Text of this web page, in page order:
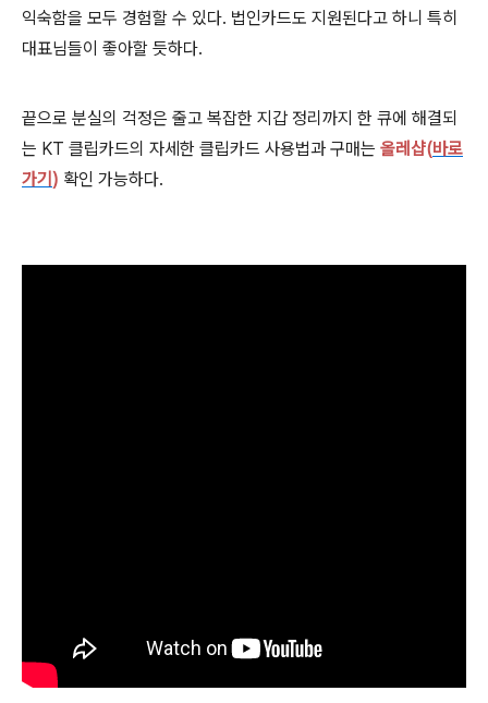
익숙함을 모두 경험할 수 있다. 법인카드도 지원된다고 하니 특히
대표님들이 좋아할 듯하다.
끝으로 분실의 걱정은 줄고 복잡한 지갑 정리까지 한 큐에 해결되
는 KT 클립카드의 자세한 클립카드 사용법과 구매는 올레샵(바로
가기 ) 확인 가능하다.